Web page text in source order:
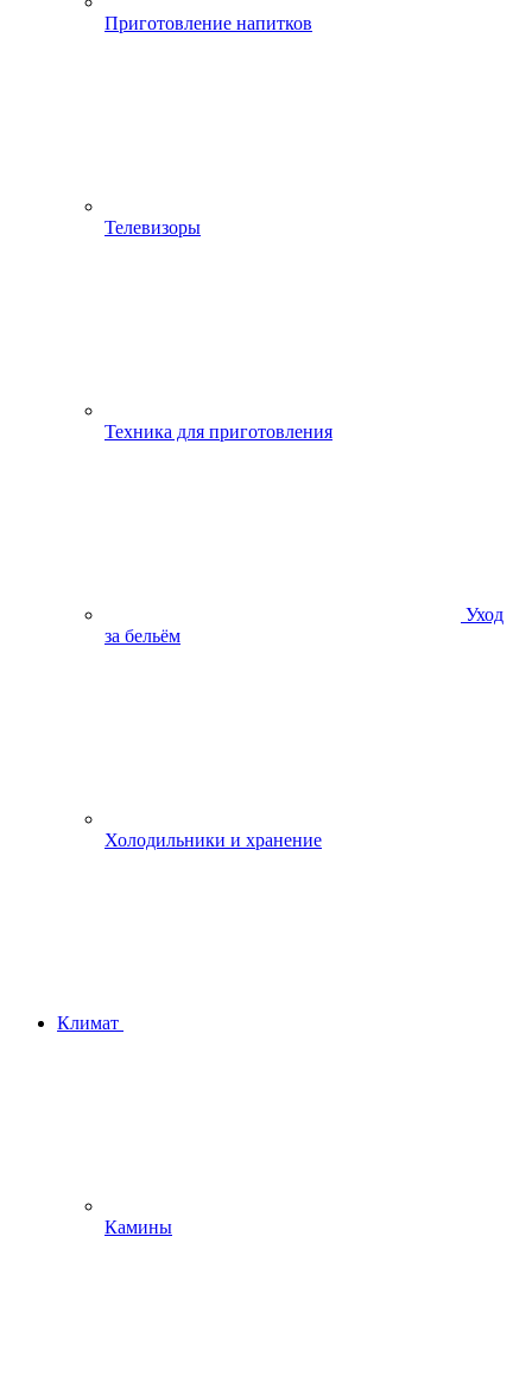
Приготовление напитков
Телевизоры
Техника для приготовления
Уход
за бельём
Холодильники и хранение
Климат
Камины